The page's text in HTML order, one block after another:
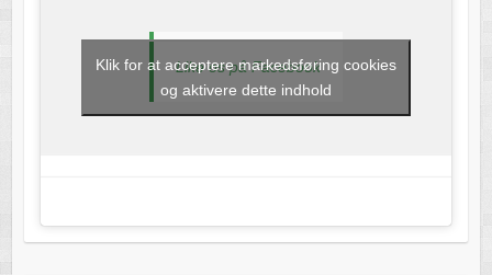
Like os på Facebook
Klik for at acceptere markedsføring cookies
og aktivere dette indhold